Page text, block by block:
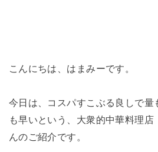
こんにちは、はまみーです。
今日は、コスパすこぶる良しで量
も早いという、大衆的中華料理店
んのご紹介です。